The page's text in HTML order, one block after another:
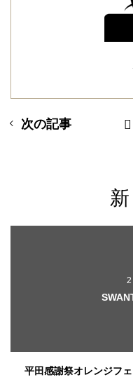
次の記事
平田感謝祭オレンジフ